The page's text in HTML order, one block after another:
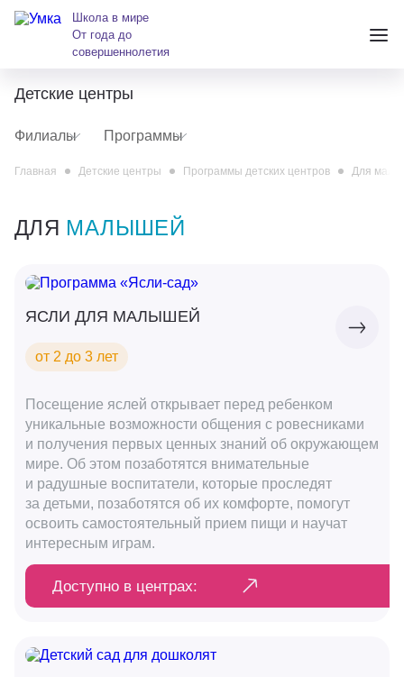
Школа в мире
От года до
совершеннолетия
Школы
Партнерам
Проекты
Контакты
andreeva@krasumka.ru
Детские центры
Филиалы Программы
Главная Детские центры Программы детских центров Для
ДЛЯ МАЛЫШЕЙ
ЯСЛИ ДЛЯ МАЛЫШЕЙ
от 2 до 3 лет
Посещение яслей открывает перед ребенком
уникальные возможности общения с ровесниками
и получения первых ценных знаний об окружающем
мире. Об этом позаботятся внимательные
и радушные воспитатели, которые проследят
за детьми, позаботятся об их комфорте, помогут
освоить самостоятельный прием пищи и научат
интересным играм.
Доступно в центрах: